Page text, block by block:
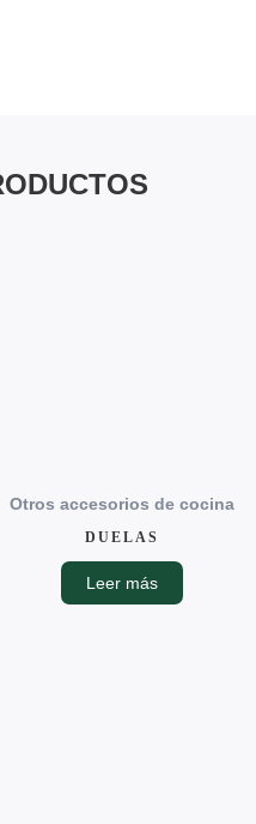
Otros accesorios de cocina
DUELAS
Leer más